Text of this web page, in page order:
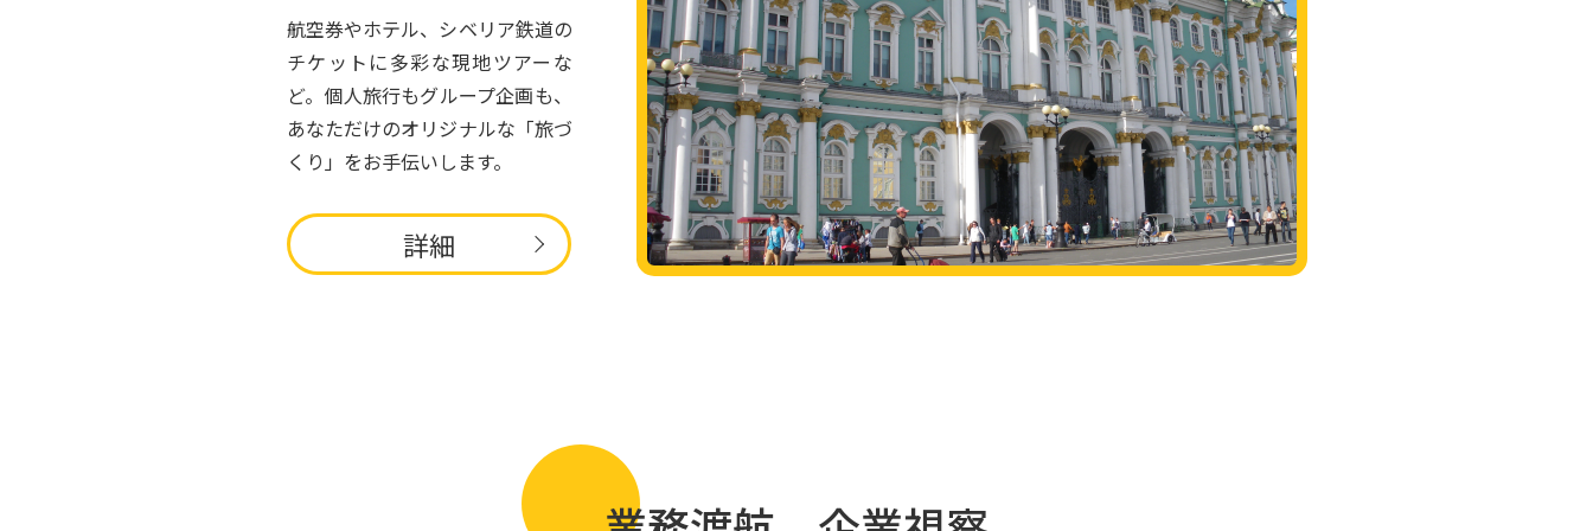
航空券やホテル、シベリア鉄道の
チケットに多彩な現地ツアーな
ど。個人旅行もグループ企画も、
あなただけのオリジナルな「旅づ
くり」をお手伝いします。
詳細